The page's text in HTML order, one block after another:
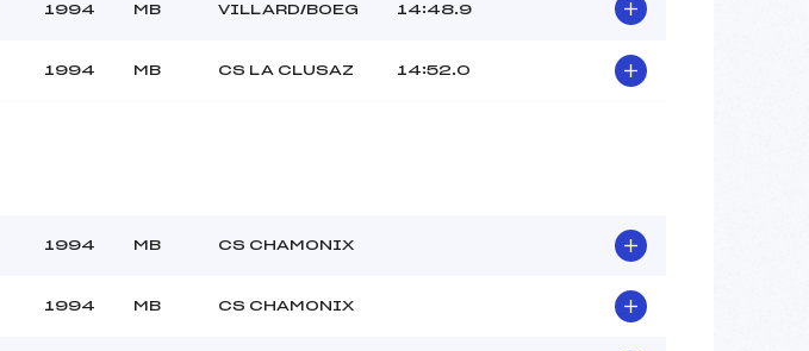
1994 MB VILLARD/BOEG 14:48.9
1994 MB CS LA CLUSAZ 14:52.0
1994 MB CS CHAMONIX
1994 MB CS CHAMONIX